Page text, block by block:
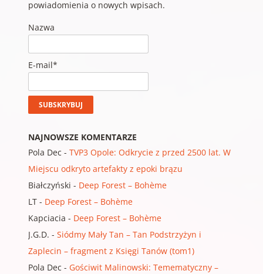
powiadomienia o nowych wpisach.
Nazwa
E-mail*
NAJNOWSZE KOMENTARZE
Pola Dec - TVP3 Opole: Odkrycie z przed 2500 lat. W
Miejscu odkryto artefakty z epoki brązu
Białczyński - Deep Forest – Bohème
LT- Deep Forest – Bohème
Kapciacia - Deep Forest – Bohème
J.G.D. - Siódmy Mały Tan – Tan Podstrzyżyn i
Zaplecin – fragment z Księgi Tanów (tom1)
Pola Dec - Gościwit Malinowski: Temematyczny –